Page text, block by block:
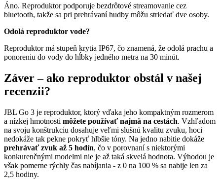
Áno. Reproduktor podporuje bezdrôtové streamovanie cez
bluetooth, takže sa pri prehrávaní hudby môžu striedať dve osoby.
Odolá reproduktor vode?
Reproduktor má stupeň krytia IP67, čo znamená, že odolá prachu a
ponoreniu do vody do hĺbky jedného metra na 30 minút.
Záver – ako reproduktor obstál v našej
recenzii?
JBL Go 3 je reproduktor, ktorý vďaka jeho kompaktným rozmerom
a nízkej hmotnosti môžete používať najmä na cestách. Vzhľadom
na svoju konštrukciu dosahuje veľmi slušnú kvalitu zvuku, hoci
nedokáže tak pekne pokryť hlbšie tóny. Na jedno nabitie dokáže
prehrávať zvuk až 5 hodín, čo v porovnaní s niektorými
konkurenčnými modelmi nie je až taká skvelá hodnota. Výhodou je
však pomerne rýchly čas nabíjania - z 0 na 100 % sa nabije len za
2,5 hodiny.